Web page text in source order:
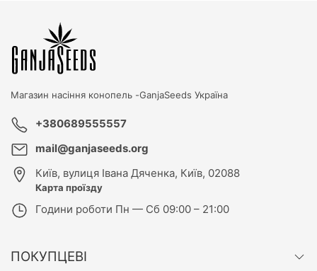
Магазин насіння конопель -GanjaSeeds Україна
+380689555557
mail@ganjaseeds.org
Київ, вулиця Івана Дяченка, Київ, 02088
Карта проїзду
Години роботи Пн — Сб 09:00 – 21:00
ПОКУПЦЕВІ